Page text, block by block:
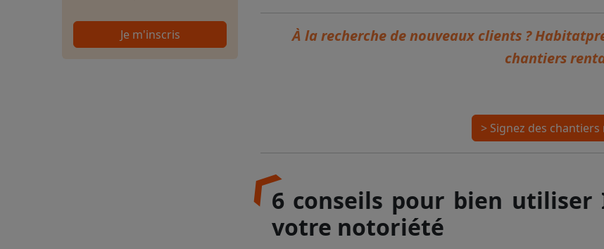
Je m'inscris
À la recherche de nouveaux clients ?
chantiers
> Signez des
6 conseils pour bien
votre notoriété